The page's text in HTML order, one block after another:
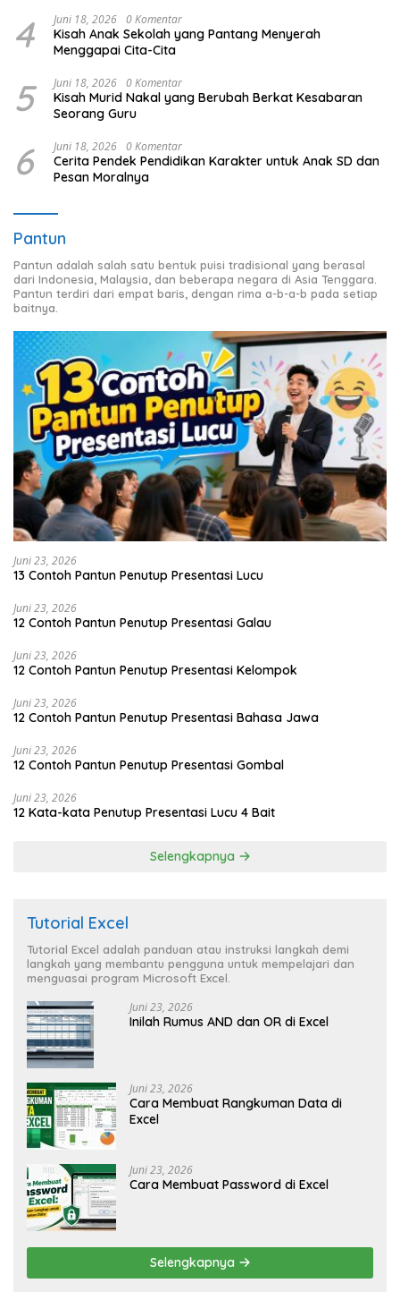
4 Juni 18, 2026 0 Komentar
Kisah Anak Sekolah yang Pantang Menyerah
Menggapai Cita-Cita
5 Juni 18, 2026 0 Komentar
Kisah Murid Nakal yang Berubah Berkat Kesabaran
Seorang Guru
6 Juni 18, 2026 0 Komentar
Cerita Pendek Pendidikan Karakter untuk Anak SD dan
Pesan Moralnya
Pantun
Pantun adalah salah satu bentuk puisi tradisional yang berasal
dari Indonesia, Malaysia, dan beberapa negara di Asia Tenggara.
Pantun terdiri dari empat baris, dengan rima a-b-a-b pada setiap
baitnya.
Juni 23, 2026
13 Contoh Pantun Penutup Presentasi Lucu
Juni 23, 2026
12 Contoh Pantun Penutup Presentasi Galau
Juni 23, 2026
12 Contoh Pantun Penutup Presentasi Kelompok
Juni 23, 2026
12 Contoh Pantun Penutup Presentasi Bahasa Jawa
Juni 23, 2026
12 Contoh Pantun Penutup Presentasi Gombal
Juni 23, 2026
12 Kata-kata Penutup Presentasi Lucu 4 Bait
Selengkapnya
Tutorial Excel
Tutorial Excel adalah panduan atau instruksi langkah demi
langkah yang membantu pengguna untuk mempelajari dan
menguasai program Microsoft Excel.
Juni 23, 2026
Inilah Rumus AND dan OR di Excel
Juni 23, 2026
Cara Membuat Rangkuman Data di
Excel
Juni 23, 2026
Cara Membuat Password di Excel
Selengkapnya